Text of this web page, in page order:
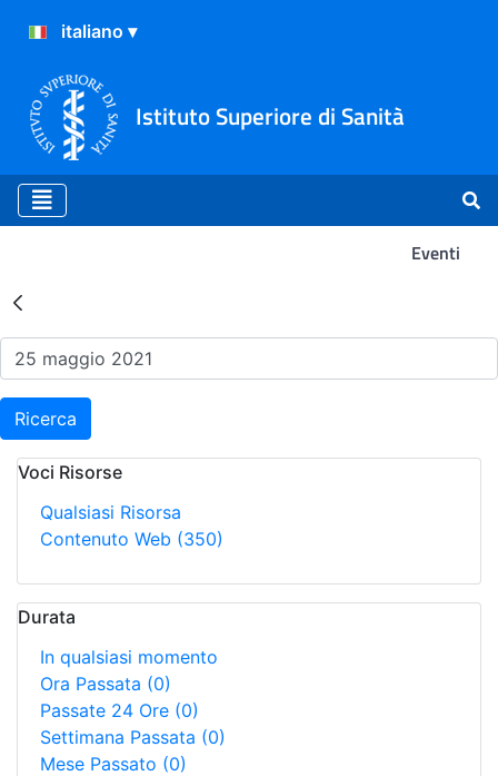
Istituto Superiore di Sanità
Eventi
Risultati della Ricerca -
Ricerca
Voci Risorse
Qualsiasi Risorsa
Contenuto Web (350)
Durata
In qualsiasi momento
Ora Passata (0)
Passate 24 Ore (0)
Settimana Passata (0)
Mese Passato (0)